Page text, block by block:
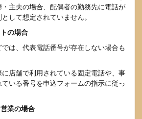
主夫の場合、配偶者の勤務先に電話が
して想定されていません。
の場合
は、代表電話番号が存在しない場合も
店舗で利用されている固定電話や、事
いる番号を申込フォームの指示に従っ
業の場合